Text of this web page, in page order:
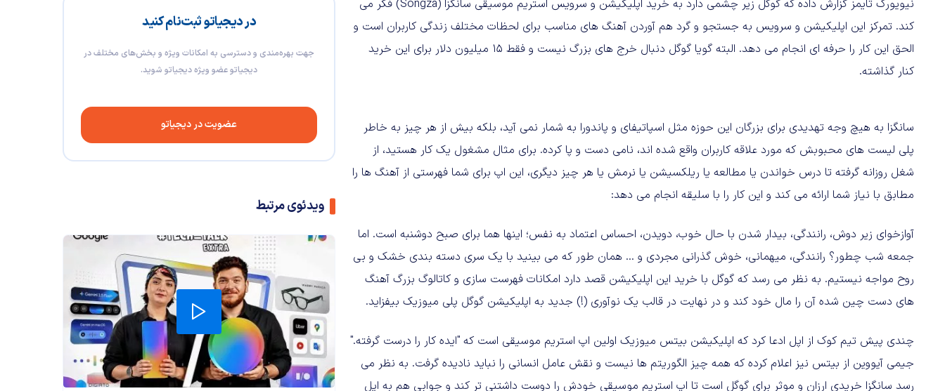
در دیجیاتو ثبت‌نام کنید
جهت بهره‌مندی و دسترسی به امکانات ویژه و بخش‌های مختلف در
دیجیاتو عضو ویژه دیجیاتو شوید.
عضویت در دیجیاتو
ویدئوی مرتبط
نیویورک تایمز گزارش داده که گوگل زیر چشمی دارد به خرید اپلیکیشن و سرویس استریم موسیقی سانگزا (Songza) فکر می
کند. تمرکز این اپلیکیشن و سرویس به جستجو و گرد هم آوردن آهنگ های مناسب برای لحظات مختلف زندگی کاربران است و
الحق این کار را حرفه ای انجام می دهد. البته گویا گوگل دنبال خرج های بزرگ نیست و فقط ۱۵ میلیون دلار برای این خرید
کنار گذاشته.
سانگزا به هیچ وجه تهدیدی برای بزرگان این حوزه مثل اسپاتیفای و پاندورا به شمار نمی آید، بلکه بیش از هر چیز به خاطر
پلی لیست های محبوبش که مورد علاقه کاربران واقع شده اند، نامی دست و پا کرده. برای مثال مشغول یک کار هستید، از
شغل روزانه گرفته تا درس خواندن یا مطالعه یا ریلکسیشن یا نرمش یا هر چیز دیگری، این اپ برای شما فهرستی از آهنگ ها را
مطابق با نیاز شما ارائه می کند و این کار را با سلیقه انجام می دهد:
آوازخوای زیر دوش، رانندگی، بیدار شدن با حال خوب، دویدن، احساس اعتماد به نفس؛ اینها هما برای صبح دوشنبه است. اما
جمعه شب چطور؟ رانندگی، میهمانی، خوش گذرانی مجردی و ... همان طور که می بینید با یک سری دسته بندی خشک و بی
روح مواجه نیستیم. به نظر می رسد که گوگل با خرید این اپلیکیشن قصد دارد امکانات فهرست سازی و کاتالوگ بزرگ آهنگ
های دست چین شده آن را مال خود کند و در نهایت در قالب یک نوآوری (!) جدید به اپلیکیشن گوگل پلی میوزیک بیفزاید.
چندی پیش تیم کوک از اپل ادعا کرد که اپلیکیشن بیتس میوزیک اولین اپ استریم موسیقی است که "ایده کار را درست گرفته."
جیمی آیووین از بیتس نیز اعلام کرده که همه چیز الگوریتم ها نیست و نقش عامل انسانی را نباید نادیده گرفت. به نظر می
رسد سانگزا خریدی ارزان و موثر برای گوگل است تا اپ استریم موسیقی خودش را دوست داشتنی تر کند و جوابی هم به اپل